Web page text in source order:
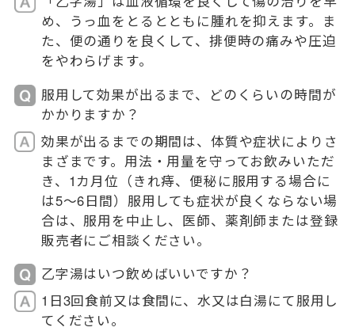
め、うっ血をとるとともに腫れを抑えます。ま
た、便の通りを良くして、排便時の痛みや圧迫
をやわらげます。
服用して効果が出るまで、どのくらいの時間が
かかりますか？
効果が出るまでの期間は、体質や症状によりさ
まざまです。用法・用量を守ってお飲みいただ
き、1カ月位（きれ痔、便秘に服用する場合に
は5～6日間）服用しても症状が良くならない場
合は、服用を中止し、医師、薬剤師または登録
販売者にご相談ください。
乙字湯はいつ飲めばいいですか？
1日3回食前又は食間に、水又は白湯にて服用し
てください。